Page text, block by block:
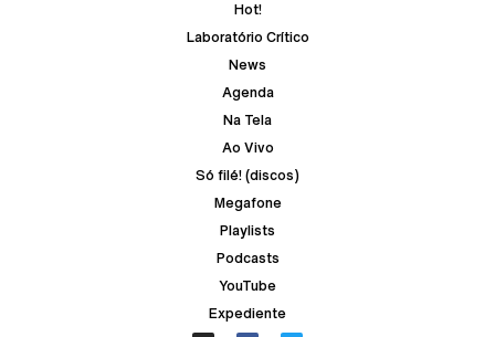
Hot!
Laboratório Crítico
News
Agenda
Na Tela
Ao Vivo
Só filé! (discos)
Megafone
Playlists
Podcasts
YouTube
Expediente